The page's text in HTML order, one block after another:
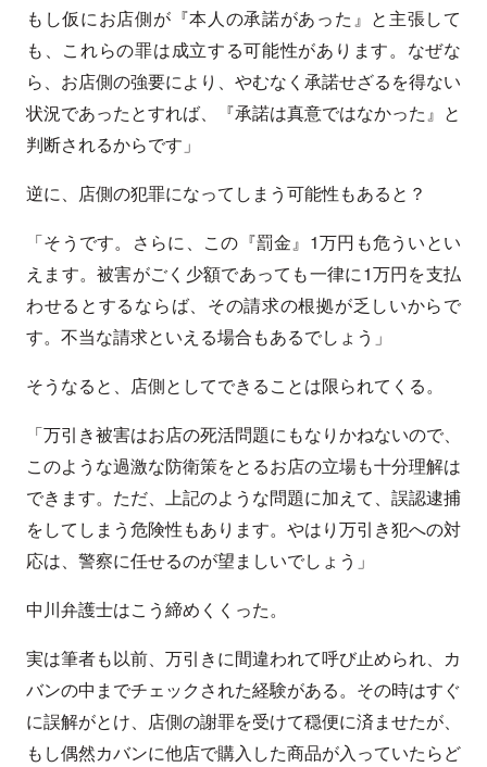
もし仮にお店側が『本人の承諾があった』と主張して
も、これらの罪は成立する可能性があります。なぜな
ら、お店側の強要により、やむなく承諾せざるを得ない
状況であったとすれば、『承諾は真意ではなかった』と
判断されるからです」
逆に、店側の犯罪になってしまう可能性もあると？
「そうです。さらに、この『罰金』1万円も危ういとい
えます。被害がごく少額であっても一律に1万円を支払
わせるとするならば、その請求の根拠が乏しいからで
す。不当な請求といえる場合もあるでしょう」
そうなると、店側としてできることは限られてくる。
「万引き被害はお店の死活問題にもなりかねないので、
このような過激な防衛策をとるお店の立場も十分理解は
できます。ただ、上記のような問題に加えて、誤認逮捕
をしてしまう危険性もあります。やはり万引き犯への対
応は、警察に任せるのが望ましいでしょう」
中川弁護士はこう締めくくった。
実は筆者も以前、万引きに間違われて呼び止められ、カ
バンの中までチェックされた経験がある。その時はすぐ
に誤解がとけ、店側の謝罪を受けて穏便に済ませたが、
もし偶然カバンに他店で購入した商品が入っていたらど